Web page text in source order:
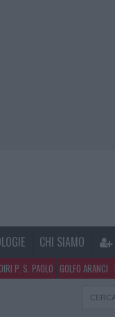
CHI SIAMO
P. S. PAOLO GOLFO ARANCI